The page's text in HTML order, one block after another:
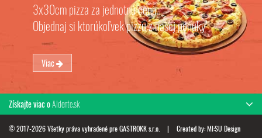
3x30cm pizza za jednotnú cenu.
Objednaj si ktorúkoľvek pizzu z našej ponuky
Viac
Získajte viac oAldente.sk
© 2017-2026 Všetky práva vyhradené pre GASTROKK s.r.o. | Created by:MI:SU Design